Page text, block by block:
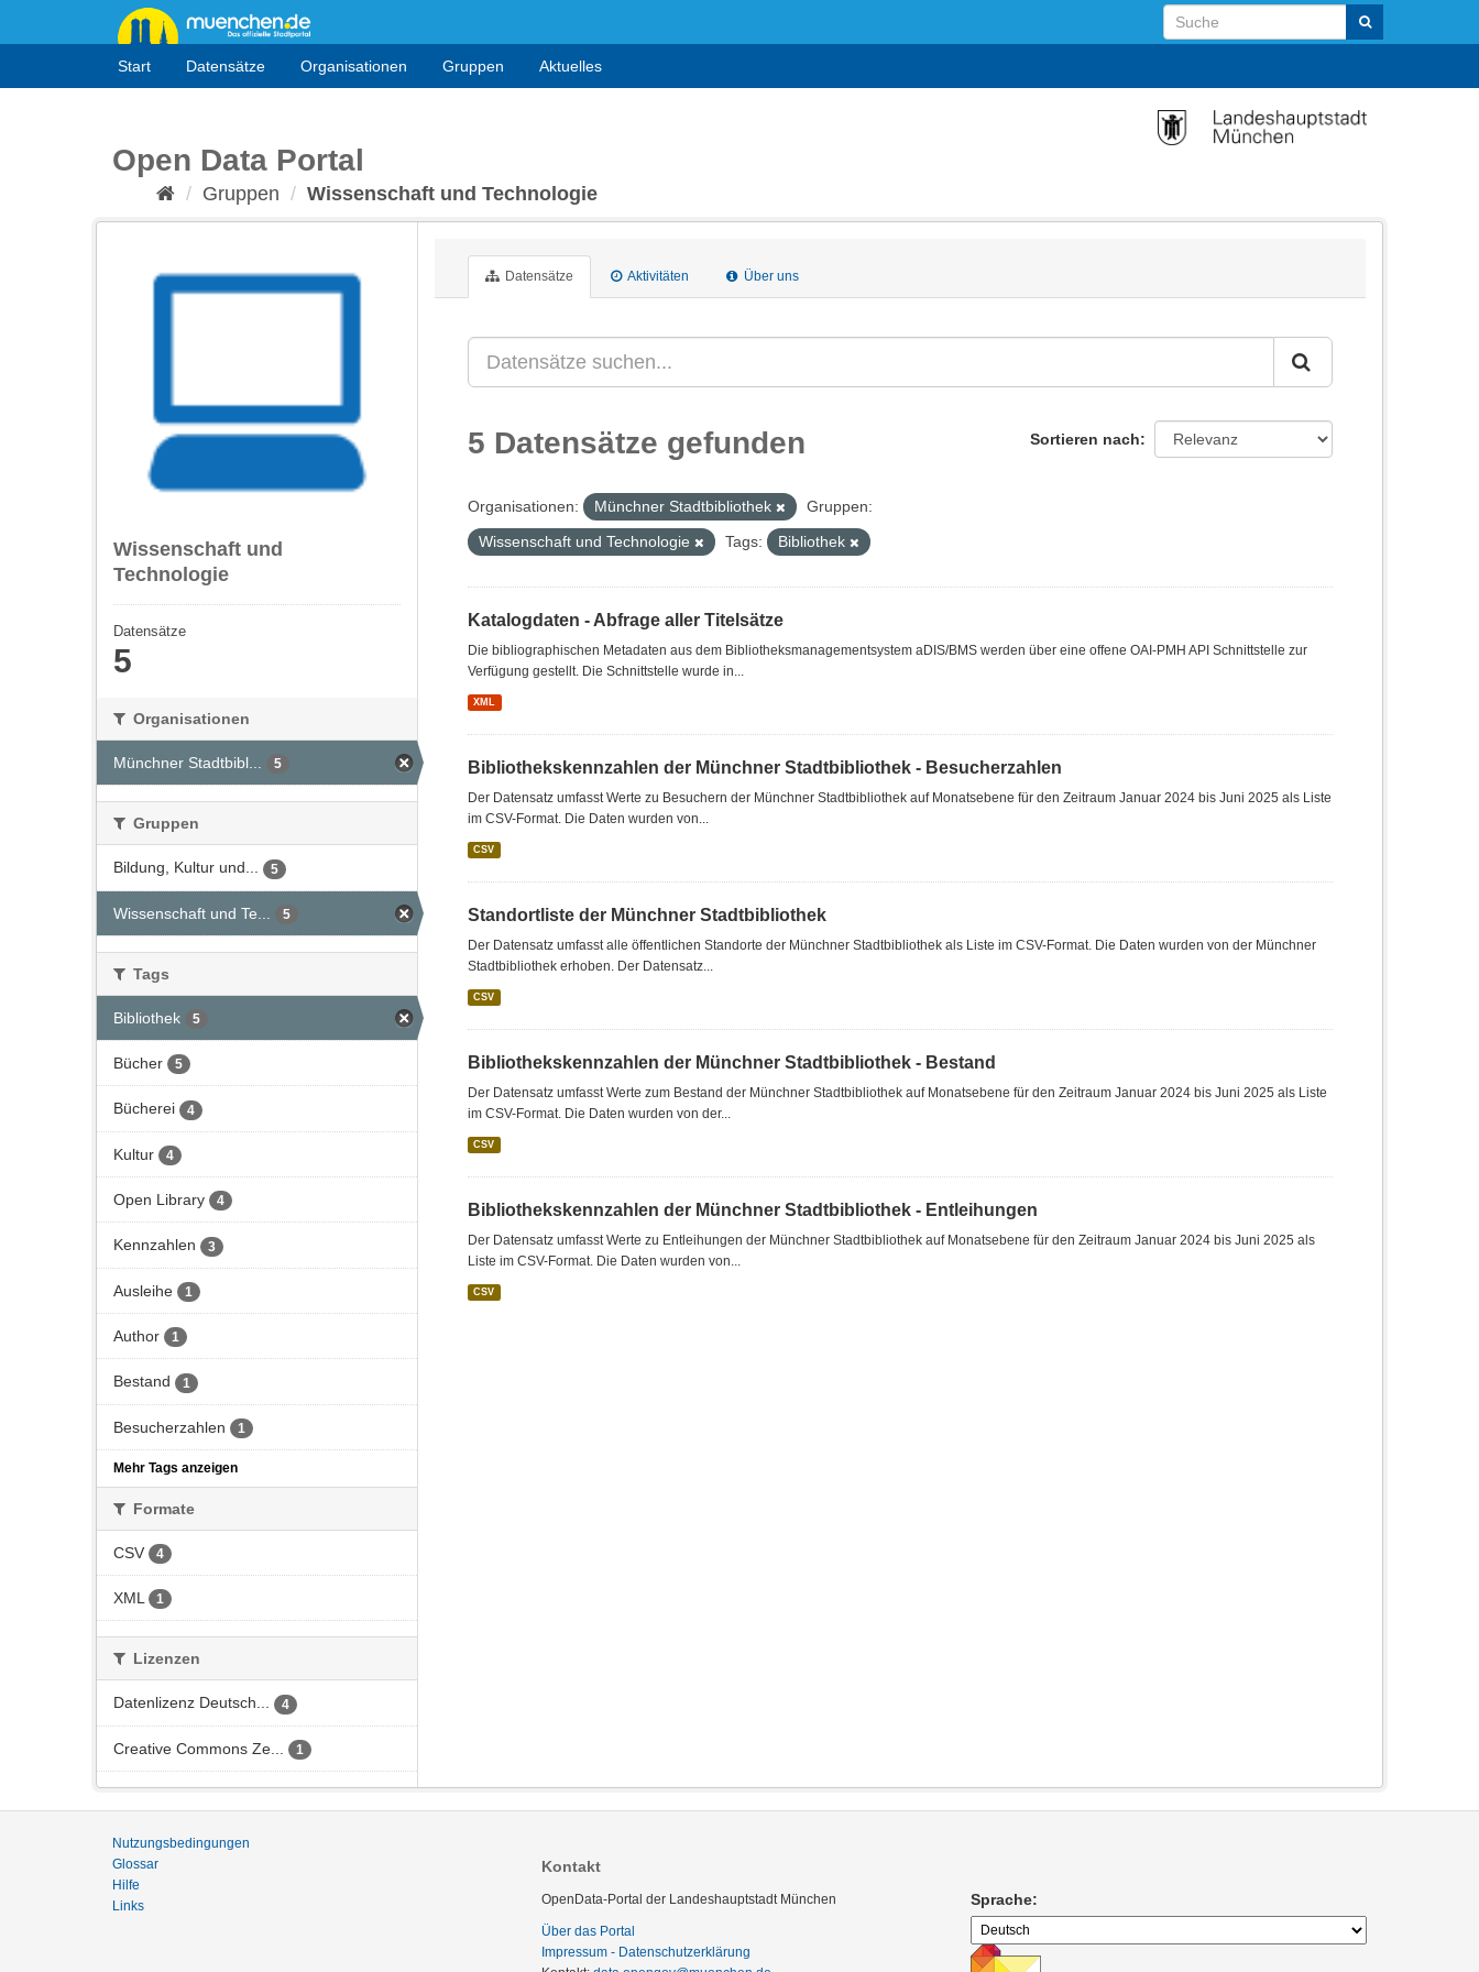
Start Datensätze Organisationen Gruppen Aktuelles
Open Data Portal
Gruppen Wissenschaft und Technologie
Wissenschaft und
Technologie
Datensätze
5
Organisationen
Münchner Stadtbibl... 5
Gruppen
Bildung, Kultur und... 5
Wissenschaft und Te... 5
Tags
Bibliothek 5
Bücher 5
Bücherei 4
Kultur 4
Open Library 4
Kennzahlen 3
Ausleihe 1
Author 1
Bestand 1
Besucherzahlen 1
Mehr Tags anzeigen
Formate
CSV 4
XML 1
Lizenzen
Datenlizenz Deutsch... 4
Creative Commons Ze... 1
Datensätze Aktivitäten Über uns
Sortieren nach
5 Datensätze gefunden
Organisationen: Münchner Stadtbibliothek
Gruppen:
Wissenschaft und Technologie
Tags: Bibliothek
Katalogdaten - Abfrage aller Titelsätze
Die bibliographischen Metadaten aus dem Bibliotheksmanagementsystem aDIS/BMS werden über eine offene OAI-PMH API Schnittstelle zur
Verfügung gestellt. Die Schnittstelle wurde in...
XML
Bibliothekskennzahlen der Münchner Stadtbibliothek - Besucherzahlen
Der Datensatz umfasst Werte zu Besuchern der Münchner Stadtbibliothek auf Monatsebene für den Zeitraum Januar 2024 bis Juni 2025 als Liste
im CSV-Format. Die Daten wurden von...
CSV
Standortliste der Münchner Stadtbibliothek
Der Datensatz umfasst alle öffentlichen Standorte der Münchner Stadtbibliothek als Liste im CSV-Format. Die Daten wurden von der Münchner
Stadtbibliothek erhoben. Der Datensatz...
CSV
Bibliothekskennzahlen der Münchner Stadtbibliothek - Bestand
Der Datensatz umfasst Werte zum Bestand der Münchner Stadtbibliothek auf Monatsebene für den Zeitraum Januar 2024 bis Juni 2025 als Liste
im CSV-Format. Die Daten wurden von der...
CSV
Bibliothekskennzahlen der Münchner Stadtbibliothek - Entleihungen
Der Datensatz umfasst Werte zu Entleihungen der Münchner Stadtbibliothek auf Monatsebene für den Zeitraum Januar 2024 bis Juni 2025 als
Liste im CSV-Format. Die Daten wurden von...
CSV
Nutzungsbedingungen
Glossar
Hilfe
Links
Kontakt
OpenData-Portal der Landeshauptstadt München
Über das Portal
Impressum - Datenschutzerklärung
Sprache